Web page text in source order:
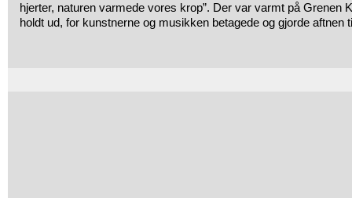
hjerter, naturen varmede vores krop”. Der var varmt på Grenen
holdt ud, for kunstnerne og musikken betagede og gjorde